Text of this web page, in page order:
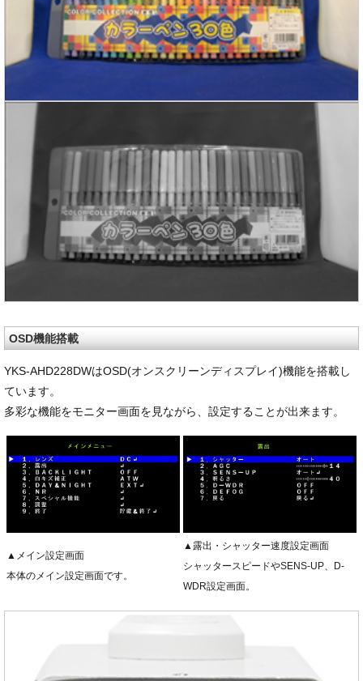
OSD機能搭載
YKS-AHD228DWはOSD(オンスクリーンディスプレイ)機能を搭載し
ています。
多彩な機能をモニター画面を見ながら、設定することが出来ます。
▲メイン設定画面
本体のメイン設定画面です。
▲露出・シャッター速度設定画面
シャッタースピードやSENS-UP、D-
WDR設定画面。